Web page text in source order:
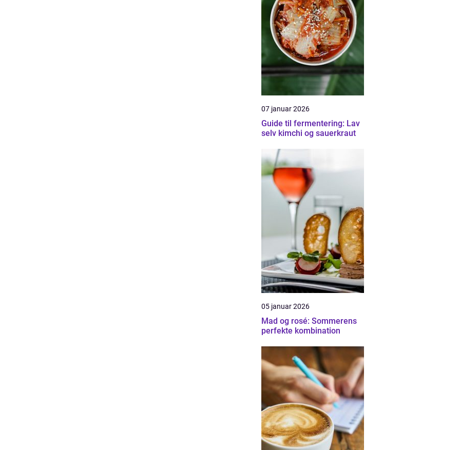
07 januar 2026
Guide til fermentering: Lav
selv kimchi og sauerkraut
05 januar 2026
Mad og rosé: Sommerens
perfekte kombination